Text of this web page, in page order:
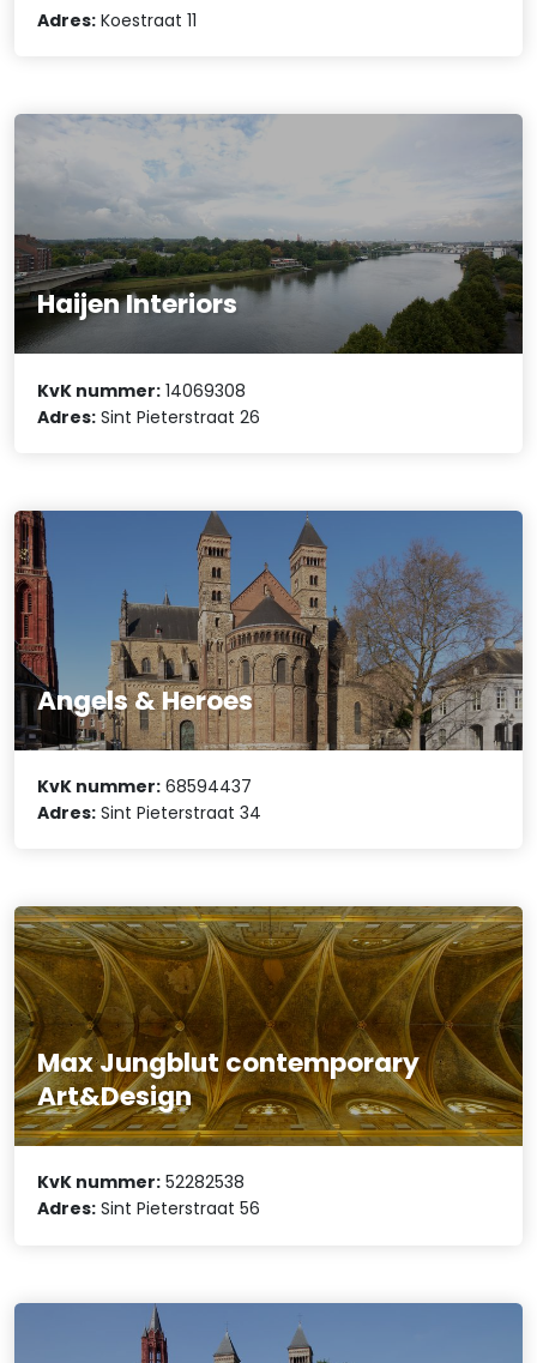
Adres: Koestraat 11
Haijen Interiors
KvK nummer: 14069308
Adres: Sint Pieterstraat 26
Angels & Heroes
KvK nummer: 68594437
Adres: Sint Pieterstraat 34
Max Jungblut contemporary
Art&Design
KvK nummer: 52282538
Adres: Sint Pieterstraat 56